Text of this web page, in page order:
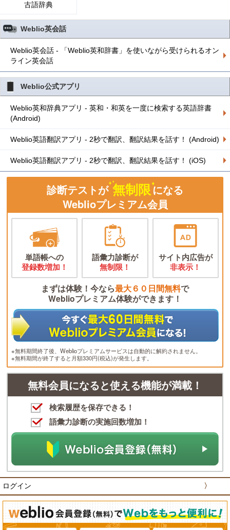
古語辞典
Weblio英会話
Weblio英会話 - 「Weblio英和辞書」を使いながら受けられるオン
ライン英会話
Weblio公式アプリ
Weblio英和辞典アプリ - 英和・和英を一度に検索する英語辞書
(Android)
Weblio英語翻訳アプリ - 2秒で翻訳、翻訳結果を話す！ (Android)
Weblio英語翻訳アプリ - 2秒で翻訳、翻訳結果を話す！ (iOS)
診断テストが 無制限になる
Weblioプレミアム会員
単語帳への
登録数増加！
語彙力診断が
無制限！
サイト内広告が
非表示！
まずは体験！今なら最大６０日間無料で
Weblioプレミアム体験ができます！
※無料期間終了後、Weblioプレミアムサービスは自動的に解約されません。
※無料期間が終了すると月額330円(税込)が発生します。
無料会員になると使える機能が満載！
検索履歴を保存できる！
語彙力診断の実施回数増加！
ログイン 〉